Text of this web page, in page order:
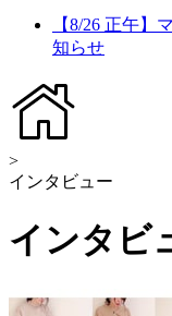
【8/26 正午】
知らせ
>
インタビュー
インタビ